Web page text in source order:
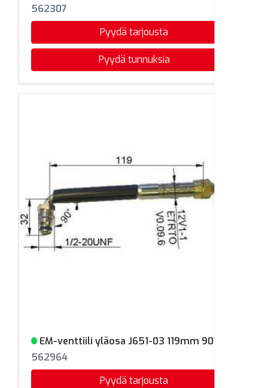
562307
Pyydä tarjousta
Pyydä tunnuksia
Varastossa
EM-venttiili yläosa J651-03 119mm 90°
562964
Pyydä tarjousta